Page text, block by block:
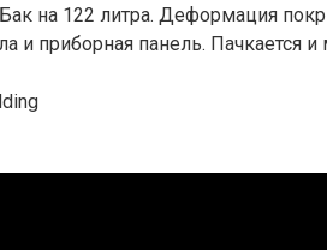
на 122 литра. Деформация
и приборная панель. Пачкается